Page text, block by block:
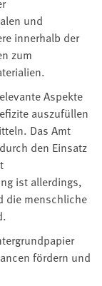
und
innerhalb der
zum
Aspekte
auszufüllen
Das Amt
den Einsatz
ist allerdings,
die menschliche
fördern und